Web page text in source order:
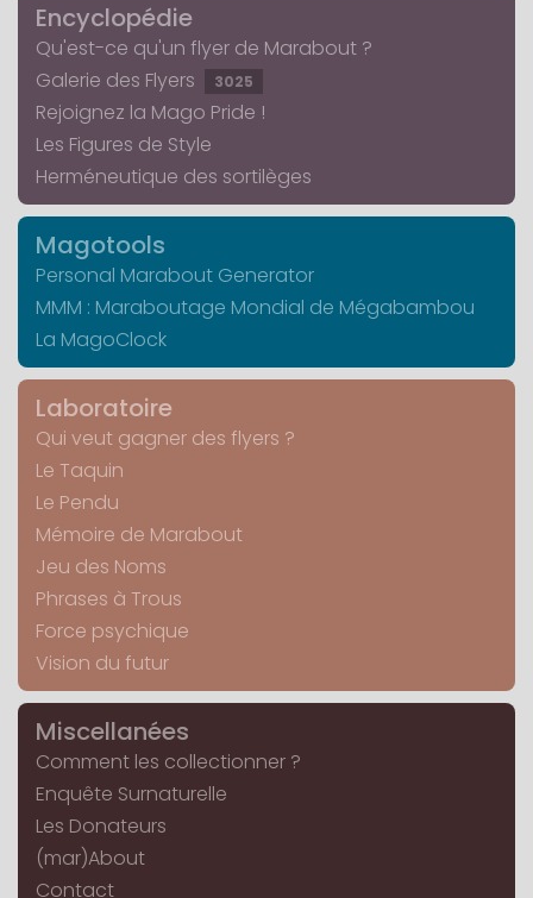
Encyclopédie
Qu'est-ce qu'un flyer de Marabout ?
Galerie des Flyers
3025
Rejoignez la Mago Pride !
Les Figures de Style
Herméneutique des sortilèges
Magotools
Personal Marabout Generator
MMM : Maraboutage Mondial de Mégabambou
La MagoClock
Laboratoire
Qui veut gagner des flyers ?
Le Taquin
Le Pendu
Mémoire de Marabout
Jeu des Noms
Phrases à Trous
Force psychique
Vision du futur
Miscellanées
Comment les collectionner ?
Enquête Surnaturelle
Les Donateurs
(mar)About
Contact